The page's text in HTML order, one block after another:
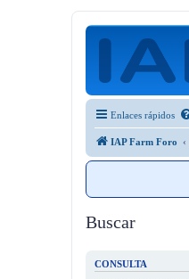
Enlaces rápidos
IAP Farm Foro
Buscar
CONSULTA